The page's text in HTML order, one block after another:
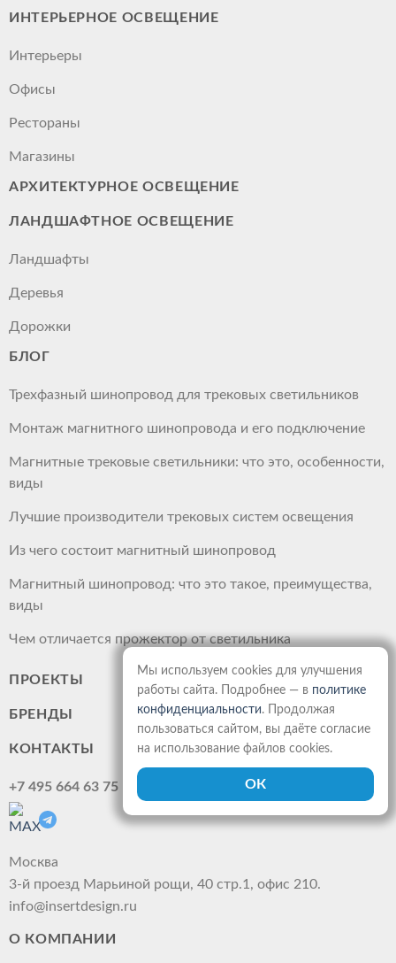
ИНТЕРЬЕРНОЕ ОСВЕЩЕНИЕ
Интерьеры
Офисы
Рестораны
Магазины
АРХИТЕКТУРНОЕ ОСВЕЩЕНИЕ
ЛАНДШАФТНОЕ ОСВЕЩЕНИЕ
Ландшафты
Деревья
Дорожки
БЛОГ
Трехфазный шинопровод для трековых светильников
Монтаж магнитного шинопровода и его подключение
Магнитные трековые светильники: что это, особенности,
виды
Лучшие производители трековых систем освещения
Из чего состоит магнитный шинопровод
Магнитный шинопровод: что это такое, преимущества,
виды
Чем отличается прожектор от светильника
ПРОЕКТЫ
БРЕНДЫ
КОНТАКТЫ
+7 495 664 63 75
Москва
3-й проезд Марьиной рощи, 40 стр.1, офис 210.
info@insertdesign.ru
О КОМПАНИИ
Мы используем cookies для улучшения
работы сайта. Подробнее — в политике
конфиденциальности. Продолжая
пользоваться сайтом, вы даёте согласие
на использование файлов cookies.